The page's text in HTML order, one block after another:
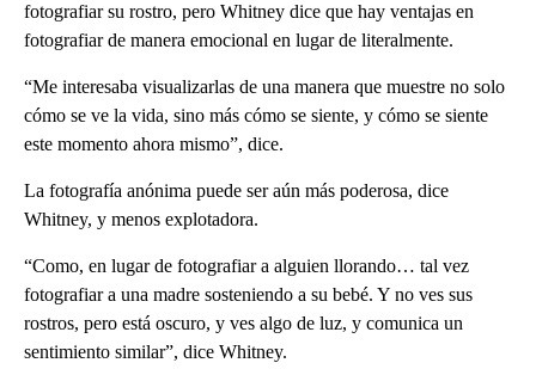
fotografiar su rostro, pero Whitney dice que hay ventajas en
fotografiar de manera emocional en lugar de literalmente.
“Me interesaba visualizarlas de una manera que muestre no solo
cómo se ve la vida, sino más cómo se siente, y cómo se siente
este momento ahora mismo”, dice.
La fotografía anónima puede ser aún más poderosa, dice
Whitney, y menos explotadora.
“Como, en lugar de fotografiar a alguien llorando… tal vez
fotografiar a una madre sosteniendo a su bebé. Y no ves sus
rostros, pero está oscuro, y ves algo de luz, y comunica un
sentimiento similar”, dice Whitney.